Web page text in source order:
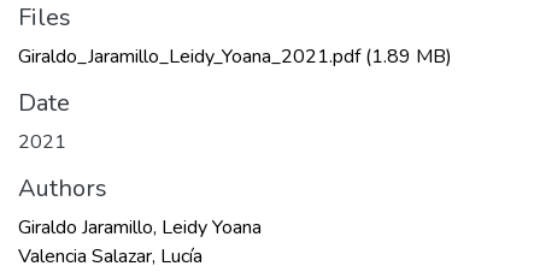
Files
Giraldo_Jaramillo_Leidy_Yoana_2021.pdf(1.89 MB)
Date
2021
Authors
Giraldo Jaramillo, Leidy Yoana
Valencia Salazar, Lucía